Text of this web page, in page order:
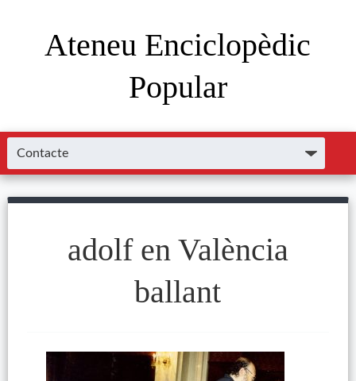
Ateneu Enciclopèdic
Popular
adolf en València
ballant